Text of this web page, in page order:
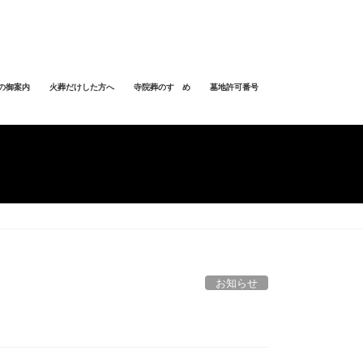
御案内 火葬だけした方へ 寺院葬のすゝめ 墓地許可番号
お知らせ